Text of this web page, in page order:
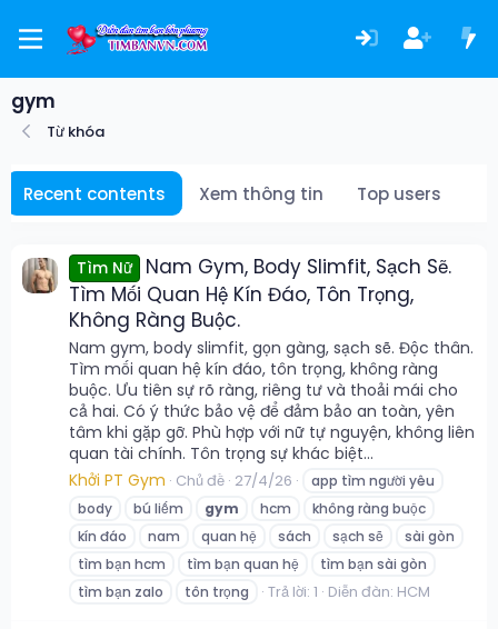
gym
Từ khóa
Recent contents Xem thông tin Top users
Tìm Nữ
Nam Gym, Body Slimfit, Sạch Sẽ.
Tìm Mối Quan Hệ Kín Đáo, Tôn Trọng,
Không Ràng Buộc.
Nam gym, body slimfit, gọn gàng, sạch sẽ. Độc thân.
Tìm mối quan hệ kín đáo, tôn trọng, không ràng
buộc. Ưu tiên sự rõ ràng, riêng tư và thoải mái cho
cả hai. Có ý thức bảo vệ để đảm bảo an toàn, yên
tâm khi gặp gỡ. Phù hợp với nữ tự nguyện, không liên
quan tài chính. Tôn trọng sự khác biệt...
Khởi PT Gym Chủ đề 27/4/26
app tìm người yêu
body
bú liếm gym hcm
không ràng buộc
kín đáo
nam quan hệ sách sạch sẽ
sài gòn
tìm bạn hcm
tìm bạn quan hệ
tìm bạn sài gòn
tìm bạn zalo
tôn trọng Trả lời: 1 Diễn đàn: HCM